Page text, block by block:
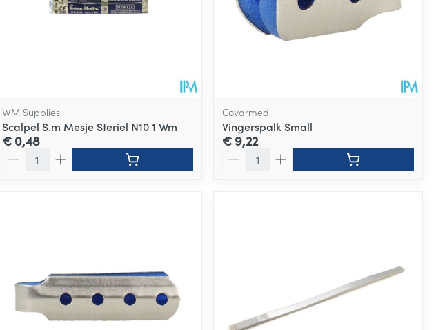
WM Supplies
Scalpel S.m Mesje Steriel N10 1 Wm
€ 0,48
Covarmed
Vingerspalk Small
€ 9,22